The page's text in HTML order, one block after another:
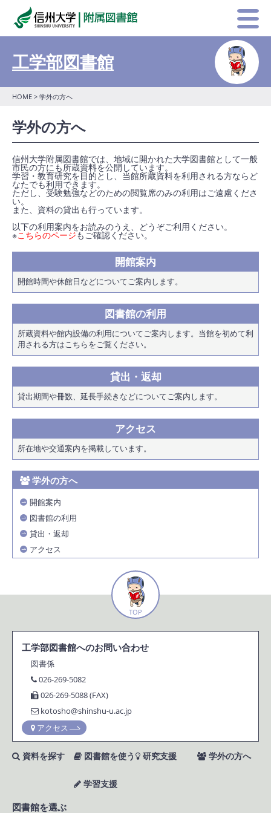
工学部図書館
HOME > 学外の方へ
学外の方へ
信州大学附属図書館では、地域に開かれた大学図書館として一般
市民の方にも所蔵資料を公開しています。
学習・教育研究を目的とし、当館所蔵資料を利用される方ならど
なたでも利用できます。
ただし、受験勉強などのための閲覧席のみの利用はご遠慮くださ
い。
また、資料の貸出も行っています。
以下の利用案内をお読みのうえ、どうぞご利用ください。
※こちらのページもご確認ください。
開館案内
開館時間や休館日などについてご案内します。
図書館の利用
所蔵資料や館内設備の利用についてご案内します。当館を初めて利
用される方はこちらをご覧ください。
貸出・返却
貸出期間や冊数、延長手続きなどについてご案内します。
アクセス
所在地や交通案内を掲載しています。
学外の方へ
開館案内
図書館の利用
貸出・返却
アクセス
工学部図書館へのお問い合わせ
図書係
026-269-5082
026-269-5088 (FAX)
kotosho@shinshu-u.ac.jp
アクセス
資料を探す 図書館を使う
学習支援
研究支援 学外の方へ
図書館を選ぶ
TOP